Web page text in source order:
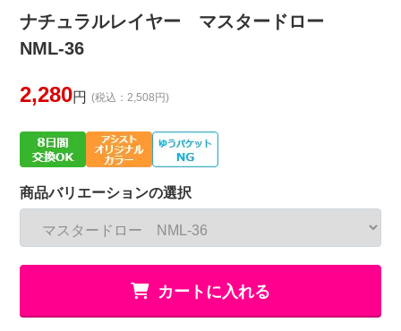
ナチュラルレイヤー マスタードロー
NML-36
2,280円 (税込：2,508円)
商品バリエーションの選択
カートに入れる